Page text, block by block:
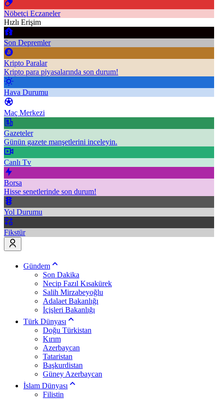
Nöbetçi Eczaneler
Hızlı Erişim
Son Depremler
Kripto Paralar
Kripto para piyasalarında son durum!
Hava Durumu
Maç Merkezi
Gazeteler
Günün gazete manşetlerini inceleyin.
Canlı Tv
Borsa
Hisse senetlerinde son durum!
Yol Durumu
Fikstür
Gündem
Son Dakika
Necip Fazıl Kısakürek
Salih Mirzabeyoğlu
Adalaet Bakanlığı
İçişleri Bakanlığı
Türk Dünyası
Doğu Türkistan
Kırım
Azerbaycan
Tataristan
Başkurdistan
Güney Azerbaycan
İslam Dünyası
Filistin